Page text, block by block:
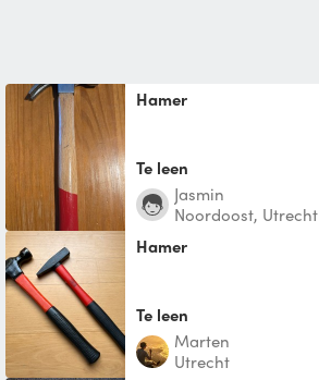
Hamer
Te leen
Jasmin
Noordoost, Utrecht
Hamer
Te leen
Marten
Utrecht